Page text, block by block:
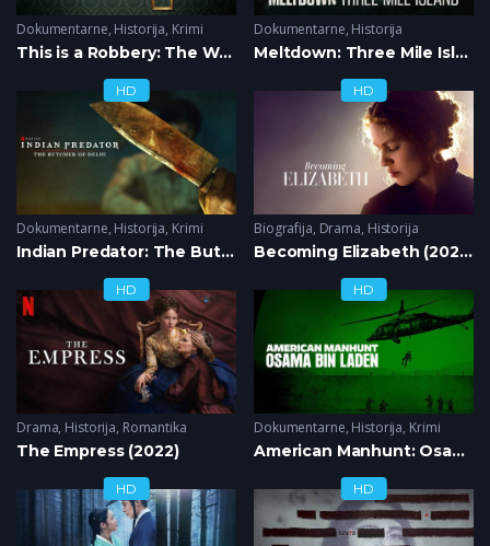
Dokumentarne, Historija, Krimi
This is a Robbery: The World’s Biggest Art Heist (2021)
Dokumentarne, Historija
Meltdown: Three Mile Island (2022)
HD
Dokumentarne, Historija, Krimi
Indian Predator: The Butcher of Delhi (2022)
HD
Biografija, Drama, Historija
Becoming Elizabeth (2022)
HD
Drama, Historija, Romantika
The Empress (2022)
HD
Dokumentarne, Historija, Krimi
American Manhunt: Osama bin Laden (2025)
HD HD